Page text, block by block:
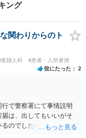
ング
関わりからのト
産婦人科 #患者・入所者側
役にたった 2
で警察署にて事情説明
は、出してもいいがそ
のでしたら、あまり結